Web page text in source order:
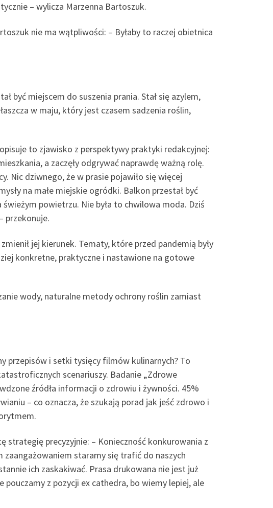
– wylicza Marzenna Bartoszuk.
nie ma wątpliwości: – Byłaby to raczej obietnica
być miejscem do suszenia prania. Stał się azylem,
w maju, który jest czasem sadzenia roślin,
to zjawisko z perspektywy praktyki redakcyjnej:
a zaczęły odgrywać naprawdę ważną rolę.
Nic dziwnego, że w prasie pojawiło się więcej
na małe miejskie ogródki. Balkon przestał być
powietrzu. Nie była to chwilowa moda. Dziś
przekonuje.
jej kierunek. Tematy, które przed pandemią były
konkretne, praktyczne i nastawione na gotowe
wody, naturalne metody ochrony roślin zamiast
przepisów i setki tysięcy filmów kulinarnych? To
scenariuszy. Badanie „Zdrowe
źródła informacji o zdrowiu i żywności. 45%
– co oznacza, że szukają porad jak jeść zdrowo i
strategię precyzyjnie: – Konieczność konkurowania z
staramy się trafić do naszych
ich zaskakiwać. Prasa drukowana nie jest już
z pozycji ex cathedra, bo wiemy lepiej, ale